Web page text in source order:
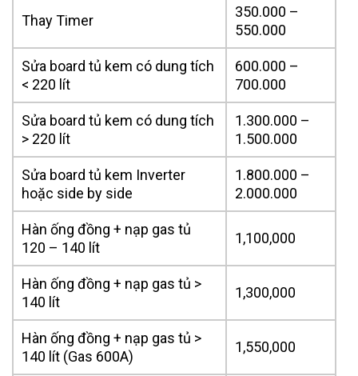
Thay Timer
350.000 –
550.000
Sửa board tủ kem có dung tích
< 220 lít
600.000 –
700.000
Sửa board tủ kem có dung tích
> 220 lít
1.300.000 –
1.500.000
Sửa board tủ kem Inverter
hoặc side by side
1.800.000 –
2.000.000
Hàn ống đồng + nạp gas tủ
120 – 140 lít
1,100,000
Hàn ống đồng + nạp gas tủ >
140 lít
1,300,000
Hàn ống đồng + nạp gas tủ >
140 lít (Gas 600A)
1,550,000